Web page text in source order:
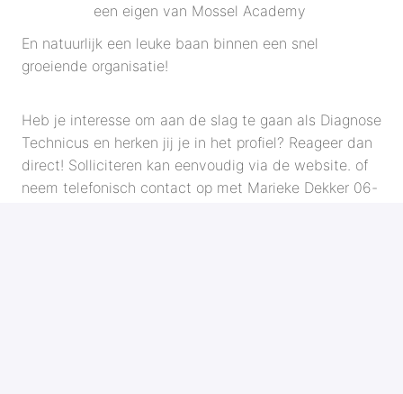
een eigen van Mossel Academy
En natuurlijk een leuke baan binnen een snel
groeiende organisatie!
Heb je interesse om aan de slag te gaan als Diagnose
Technicus en herken jij je in het profiel? Reageer dan
direct! Solliciteren kan eenvoudig via de website. of
neem telefonisch contact op met Marieke Dekker 06-